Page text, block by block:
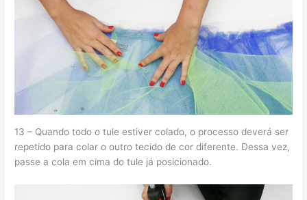
13 – Quando todo o tule estiver colado, o processo deverá ser
repetido para colar o outro tecido de cor diferente. Dessa vez,
passe a cola em cima do tule já posicionado.